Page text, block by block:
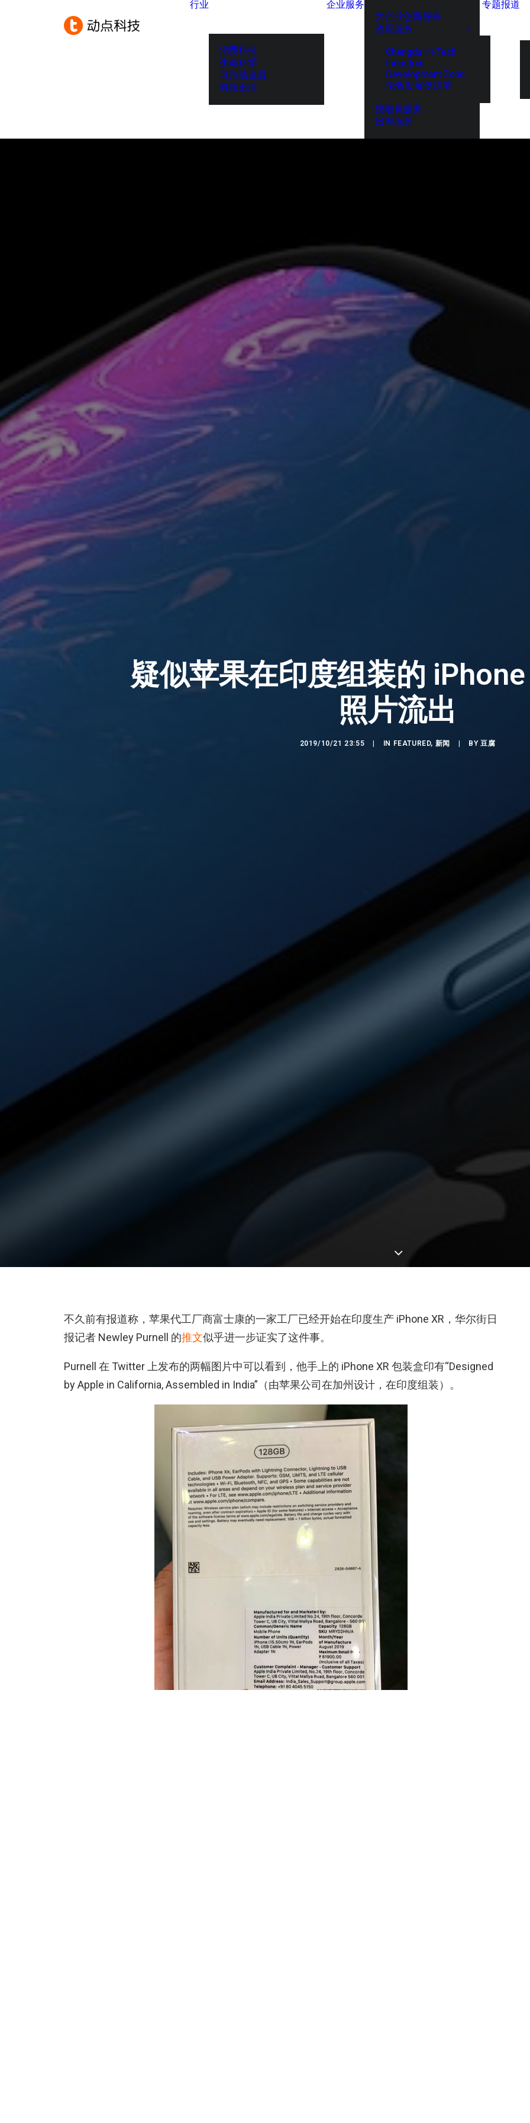
行业
消费科技
生命科学
可持续发展
科技出海
企业服务
大企业创新服务
政府服务
Chengdu Hi-Tech
Industrial
Development Zone
伦敦发展促进署
投融资服务
出海服务
专题报道
疑似苹果在印度组装的
照片流出
2019/10/21 23:55 IN FEATURED, 新闻 BY豆腐
不久前有报道称，苹果代工厂商富士康的一家工厂已经开始在印度生产 iPhone XR，华尔街日
报记者 Newley Purnell 的推文似乎进一步证实了这件事。
Purnell 在 Twitter 上发布的两幅图片中可以看到，他手上的 iPhone XR 包装盒印有“Designed
by Apple in California, Assembled in India”（由苹果公司在加州设计，在印度组装）。